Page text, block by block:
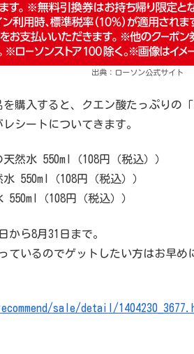
出典：ローソン公式サイト
購入すると、クエン酸たっぷりの
シートについてきます。
然水 550ml（108円（税込））
550ml（108円（税込））
（108円（税込））
から8月31日まで。
ているのでゲットしたい方はお早め
sale/detail/